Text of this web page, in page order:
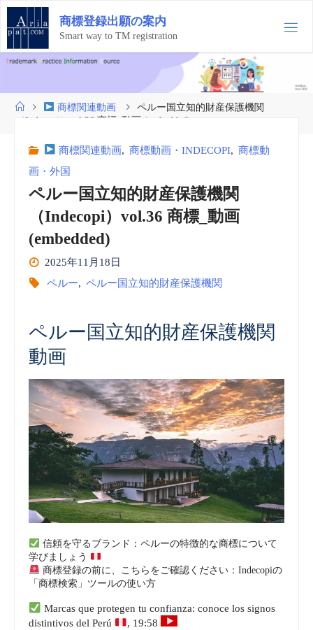
コ
テ
ン
ツ
ス
商標登録出願の案内
Smart way to TM registration
ホ
ー
商標関連動画
ペルー国立知的財産保護機関
（Indecopi）vol.36 商標_動画 (embedded)
商標関連動画, 商標動画・INDECOPI, 商標動
画・外国
ペルー国立知的財産保護機関
（Indecopi）vol.36 商標_動画
(embedded)
2025年11月18日
ペルー, ペルー国立知的財産保護機関
ペルー国立知的財産保護機関
動画
信頼を守るブランド：ペルーの特徴的な商標について
学びましょう
商標登録の前に、こちらをご確認ください：Indecopiの
「商標検索」ツールの使い方
Marcas que protegen tu confianza: conoce los signos
distintivos del Perú
, 19:58